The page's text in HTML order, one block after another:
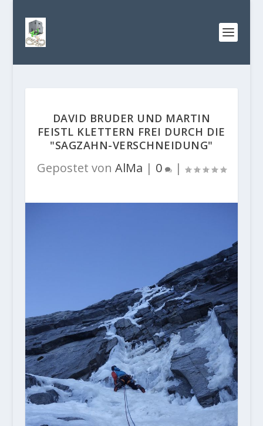
DAVID BRUDER UND MARTIN
FEISTL KLETTERN FREI DURCH DIE
"SAGZAHN-VERSCHNEIDUNG"
Gepostet von AlMa | 0 |